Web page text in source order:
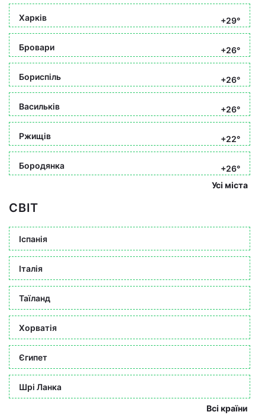
Харків +29°
Бровари +26°
Бориспіль +26°
Васильків +26°
Ржищів +22°
Бородянка
+26°
Усі міста
СВІТ
Іспанія
Італія
Таїланд
Хорватія
Єгипет
Шрі Ланка
Всі країни